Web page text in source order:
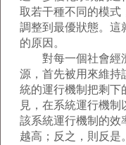
取若干種不同的模式
調整到最優狀態。這
的原因。
對每一個社會經濟
源，首先被用來維持
統的運行機制把剩下
見，在系統運行機制
該系統運行機制的效
越高；反之，則反是